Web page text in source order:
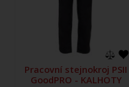
Pracovní stejnokroj PSII
GoodPRO - KALHOTY